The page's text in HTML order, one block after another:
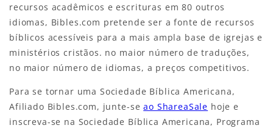
recursos acadêmicos e escrituras em 80 outros
idiomas, Bibles.com pretende ser a fonte de recursos
bíblicos acessíveis para a mais ampla base de igrejas e
ministérios cristãos. no maior número de traduções,
no maior número de idiomas, a preços competitivos.
Para se tornar uma Sociedade Bíblica Americana,
Afiliado Bibles.com, junte-seao ShareaSale hoje e
inscreva-se na Sociedade Bíblica Americana, Programa